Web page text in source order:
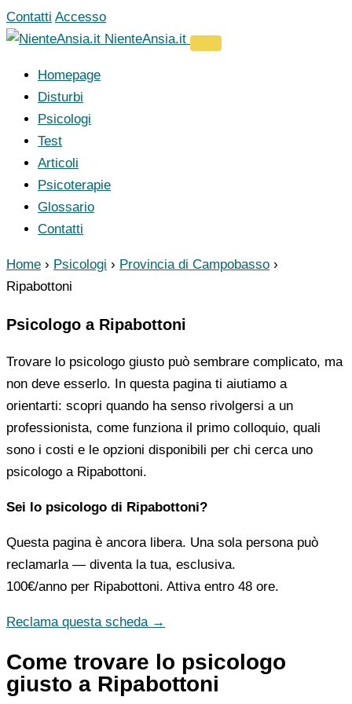
Vai
al
Contatti Accesso
NienteAnsia.it
Homepage
Disturbi
Psicologi
Test
Articoli
Psicoterapie
Glossario
Contatti
Home › Psicologi › Provincia di Campobasso ›
Ripabottoni
Psicologo a Ripabottoni
Trovare lo psicologo giusto può sembrare complicato, ma
non deve esserlo. In questa pagina ti aiutiamo a
orientarti: scopri quando ha senso rivolgersi a un
professionista, come funziona il primo colloquio, quali
sono i costi e le opzioni disponibili per chi cerca uno
psicologo a Ripabottoni.
Sei lo psicologo di Ripabottoni?
Questa pagina è ancora libera. Una sola persona può
reclamarla — diventa la tua, esclusiva.
100€/anno per Ripabottoni. Attiva entro 48 ore.
Reclama questa scheda →
Come trovare lo psicologo
giusto a Ripabottoni